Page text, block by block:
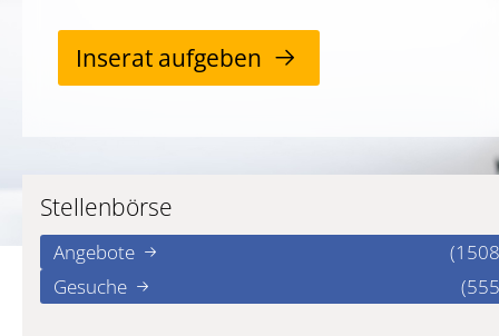
Inserat aufgeben
Stellenbörse
Angebote
Gesuche